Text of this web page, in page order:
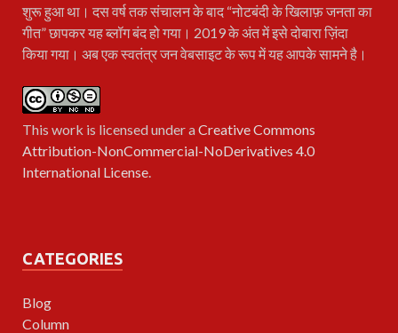
शुरू हुआ था। दस वर्ष तक संचालन के बाद “नोटबंदी के खिलाफ़ जनता का
गीत” छापकर यह ब्लॉग बंद हो गया। 2019 के अंत में इसे दोबारा ज़िंदा
किया गया। अब एक स्वतंत्र जन वेबसाइट के रूप में यह आपके सामने है।
This work is licensed under aCreative Commons
Attribution-NonCommercial-NoDerivatives 4.0
International License.
CATEGORIES
Blog
Column